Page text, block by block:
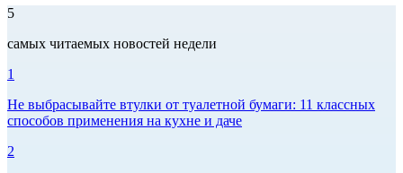
5
самых читаемых новостей недели
1
Не выбрасывайте втулки от туалетной бумаги: 11 классных
способов применения на кухне и даче
2